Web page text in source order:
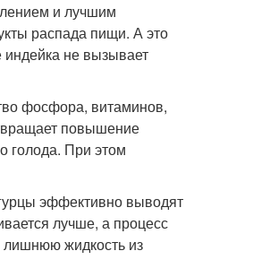
и лучшим
распада пищи. А это
не вызывает
фосфора, витаминов,
повышение
голода. При этом
эффективно выводят
лучше, а процесс
лишнюю жидкость из